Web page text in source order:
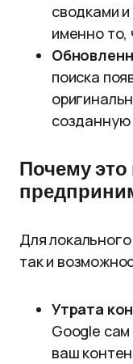
сводками
именно то,
поиска
Почему
Для
так и
Утрата
Google
ваш